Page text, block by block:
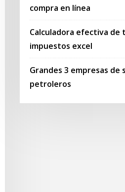
compra en línea
Calculadora efectiva de
impuestos excel
Grandes 3 empresas de
petroleros